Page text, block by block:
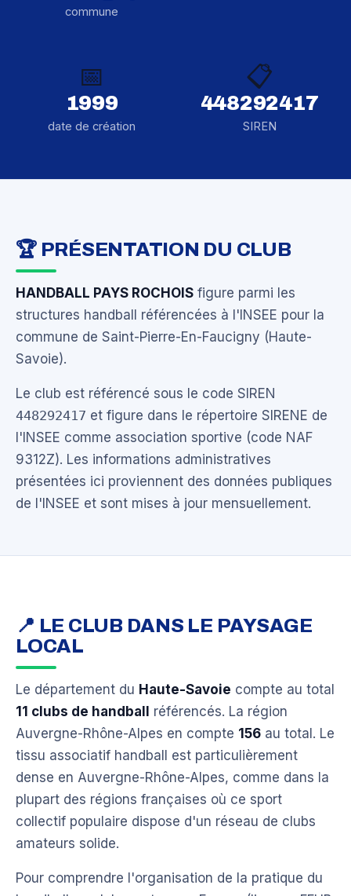
commune
📅
1999
date de création
📋
448292417
SIREN
🏆 PRÉSENTATION DU CLUB
HANDBALL PAYS ROCHOIS figure parmi les
structures handball référencées à l'INSEE pour la
commune de Saint-Pierre-En-Faucigny (Haute-
Savoie).
Le club est référencé sous le code SIREN
448292417 et figure dans le répertoire SIRENE de
l'INSEE comme association sportive (code NAF
9312Z). Les informations administratives
présentées ici proviennent des données publiques
de l'INSEE et sont mises à jour mensuellement.
📍 LE CLUB DANS LE PAYSAGE
LOCAL
Le département du Haute-Savoie compte au total
11 clubs de handball
référencés. La région
Auvergne-Rhône-Alpes en compte 156 au total. Le
tissu associatif handball est particulièrement
dense en Auvergne-Rhône-Alpes, comme dans la
plupart des régions françaises où ce sport
collectif populaire dispose d'un réseau de clubs
amateurs solide.
Pour comprendre l'organisation de la pratique du